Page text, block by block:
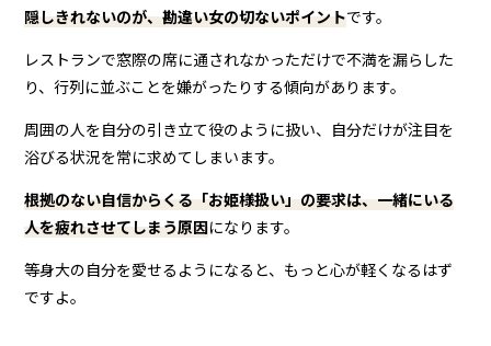
隠しきれないのが、勘違い女の切ないポイントです。
レストランで窓際の席に通されなかっただけで不満を漏らした
り、行列に並ぶことを嫌がったりする傾向があります。
周囲の人を自分の引き立て役のように扱い、自分だけが注目を
浴びる状況を常に求めてしまいます。
根拠のない自信からくる「お姫様扱い」の要求は、一緒にいる
人を疲れさせてしまう原因になります。
等身大の自分を愛せるようになると、もっと心が軽くなるはず
ですよ。